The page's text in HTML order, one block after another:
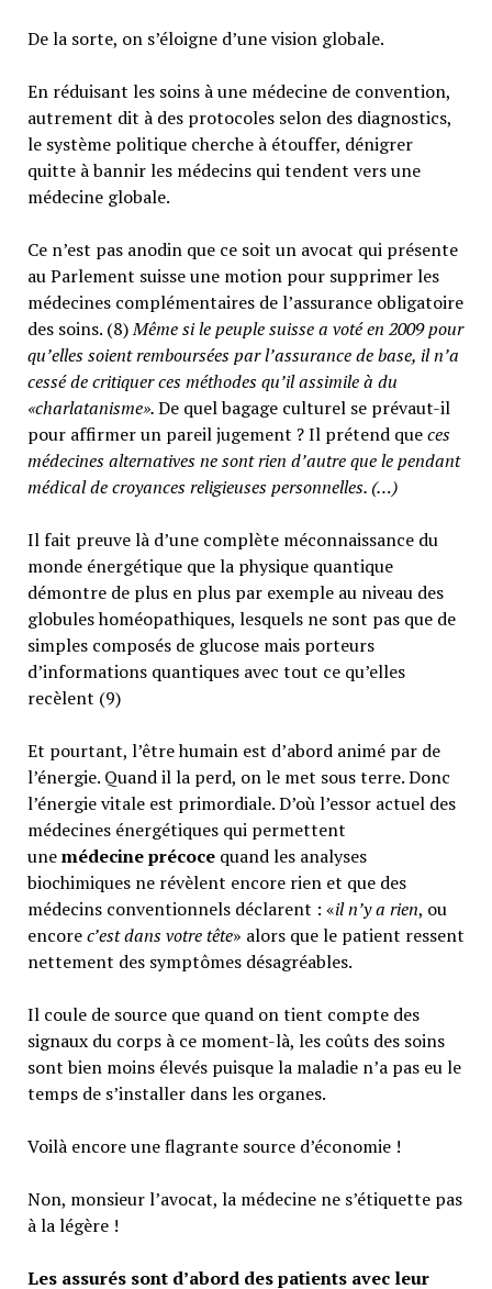
De la sorte, on s’éloigne d’une vision globale.
En réduisant les soins à une médecine de convention,
autrement dit à des protocoles selon des diagnostics,
le système politique cherche à étouffer, dénigrer
quitte à bannir les médecins qui tendent vers une
médecine globale.
Ce n’est pas anodin que ce soit un avocat qui présente
au Parlement suisse une motion pour supprimer les
médecines complémentaires de l’assurance obligatoire
des soins. (8)Même si le peuple suisse a voté en 2009 pour
qu’elles soient remboursées par l’assurance de base, il n’a
cessé de critiquer ces méthodes qu’il assimile à du
«charlatanisme».De quel bagage culturel se prévaut-il
pour affirmer un pareil jugement ? Il prétend queces
médecines alternatives ne sont rien d’autre que le pendant
médical de croyances religieuses personnelles. (…)
Il fait preuve là d’une complète méconnaissance du
monde énergétique que la physique quantique
démontre de plus en plus par exemple au niveau des
globules homéopathiques, lesquels ne sont pas que de
simples composés de glucose mais porteurs
d’informations quantiques avec tout ce qu’elles
recèlent (9)
Et pourtant, l’être humain est d’abord animé par de
l’énergie. Quand il la perd, on le met sous terre. Donc
l’énergie vitale est primordiale. D’où l’essor actuel des
médecines énergétiques qui permettent
unemédecine précoce quand les analyses
biochimiques ne révèlent encore rien et que des
médecins conventionnels déclarent : «il n’y a rien, ou
encorec’est dans votre tête» alors que le patient ressent
nettement des symptômes désagréables.
Il coule de source que quand on tient compte des
signaux du corps à ce moment-là, les coûts des soins
sont bien moins élevés puisque la maladie n’a pas eu le
temps de s’installer dans les organes.
Voilà encore une flagrante source d’économie !
Non, monsieur l’avocat, la médecine ne s’étiquette pas
à la légère !
Les assurés sont d’abord des patients avec leur